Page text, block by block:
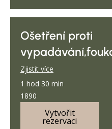
Ošetření proti
Zjistit více
1 hod 30 min
1890
1890
Vytvořit
rezervaci